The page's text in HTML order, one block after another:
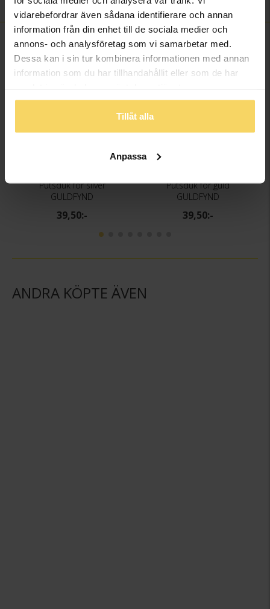
vidarebefordrar även sådana identifierare och annan
information från din enhet till de sociala medier och
annons- och analysföretag som vi samarbetar med.
Dessa kan i sin tur kombinera informationen med annan
information som du har tillhandahållit eller som de har
Tillåt alla
Anpassa
FINNS OCKSÅ SOM
Putsduk för silver
GULDFYND
39,50:-
Putsduk för guld
GULDFYND
39,50:-
ANDRA KÖPTE ÄVEN